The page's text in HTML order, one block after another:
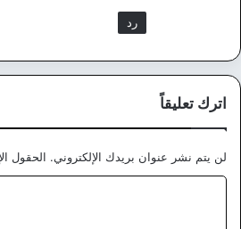
رد
اترك تعليقاً
لن يتم نشر عنوان بريدك الإلكتروني. الحقول